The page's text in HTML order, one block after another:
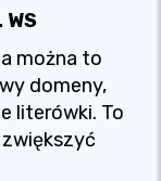
można to
domeny,
literówki. To